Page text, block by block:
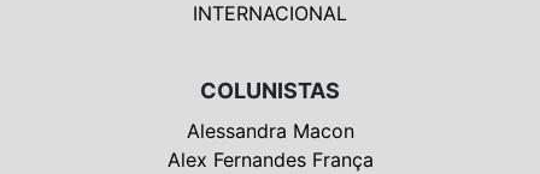
INTERNACIONAL
COLUNISTAS
Alessandra Macon
Alex Fernandes França